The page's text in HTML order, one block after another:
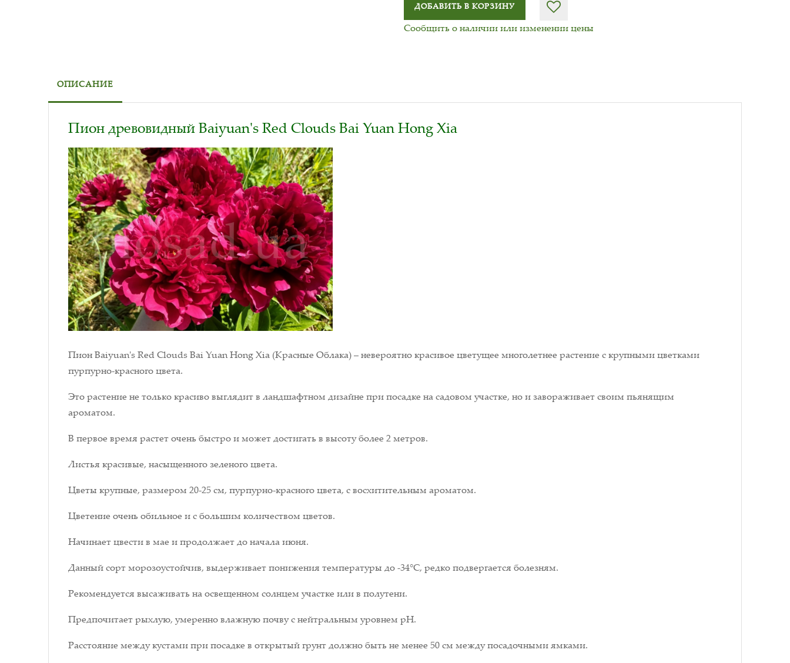
ДОБАВИТЬ В КОРЗИНУ
Сообщить о наличии или изменении цены
ОПИСАНИЕ
Пион древовидный Baiyuan's Red Clouds Bai Yuan Hong Xia
Пион Baiyuan's Red Clouds Bai Yuan Hong Xia (Красные Облака) – невероятно красивое цветущее многолетнее растение с крупными цветками
пурпурно-красного цвета.
Это растение не только красиво выглядит в ландшафтном дизайне при посадке на садовом участке, но и завораживает своим пьянящим
ароматом.
В первое время растет очень быстро и может достигать в высоту более 2 метров.
Листья красивые, насыщенного зеленого цвета.
Цветы крупные, размером 20-25 см, пурпурно-красного цвета, с восхитительным ароматом.
Цветение очень обильное и с большим количеством цветов.
Начинает цвести в мае и продолжает до начала июня.
Данный сорт морозоустойчив, выдерживает понижения температуры до -34°С, редко подвергается болезням.
Рекомендуется высаживать на освещенном солнцем участке или в полутени.
Предпочитает рыхлую, умеренно влажную почву с нейтральным уровнем рН.
Расстояние между кустами при посадке в открытый грунт должно быть не менее 50 см между посадочными ямками.